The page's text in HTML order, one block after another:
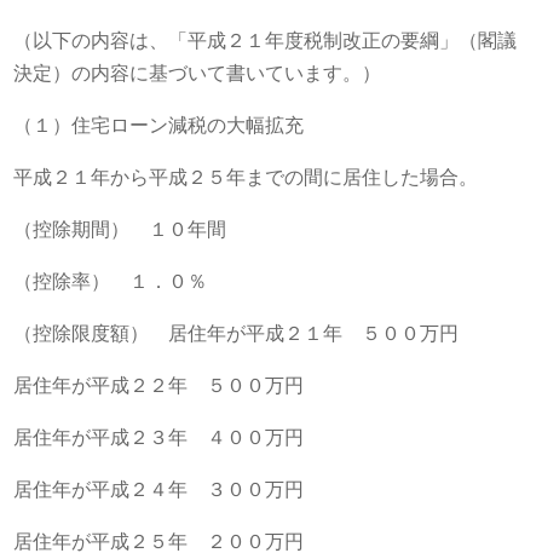
（以下の内容は、「平成２１年度税制改正の要綱」（閣議
決定）の内容に基づいて書いています。）
（１）住宅ローン減税の大幅拡充
平成２１年から平成２５年までの間に居住した場合。
（控除期間） １０年間
（控除率） １．０％
（控除限度額） 居住年が平成２１年 ５００万円
居住年が平成２２年 ５００万円
居住年が平成２３年 ４００万円
居住年が平成２４年 ３００万円
居住年が平成２５年 ２００万円